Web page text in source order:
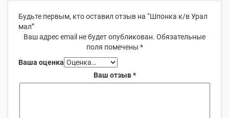
Будьте первым, кто оставил отзыв на “Шпонка к/в Урал
мал”
Ваш адрес email не будет опубликован. Обязательные
поля помечены *
Ваша оценка
Ваш отзыв*